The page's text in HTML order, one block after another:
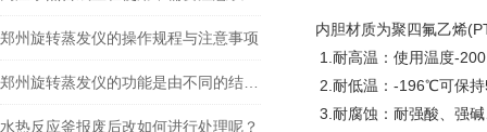
郑州旋转蒸发仪的操作规程与注意事项
水热反应釜报废后改如何进行处理呢？
内胆材质为聚四氟乙烯
1.耐高温：使用温度-
2.耐低温：-196℃可保持
3.耐腐蚀：耐强酸、强